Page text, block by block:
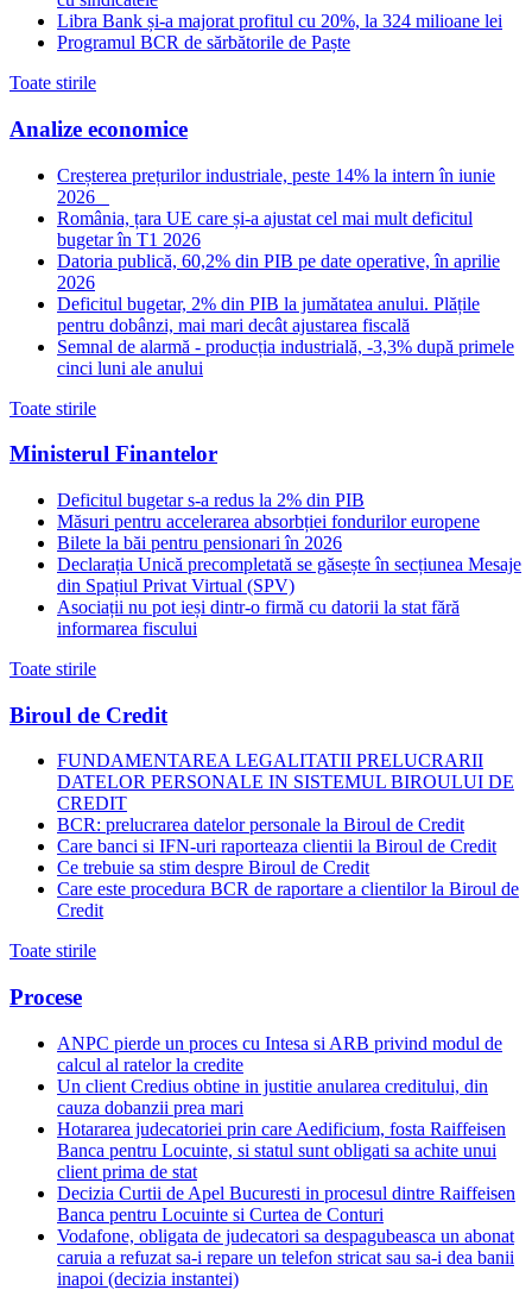
Libra Bank și-a majorat profitul cu 20%, la 324 milioane lei
Programul BCR de sărbătorile de Paște
Toate stirile
Analize economice
Creșterea prețurilor industriale, peste 14% la intern în iunie
2026
România, țara UE care și-a ajustat cel mai mult deficitul
bugetar în T1 2026
Datoria publică, 60,2% din PIB pe date operative, în aprilie
2026
Deficitul bugetar, 2% din PIB la jumătatea anului. Plățile
pentru dobânzi, mai mari decât ajustarea fiscală
Semnal de alarmă - producția industrială, -3,3% după primele
cinci luni ale anului
Toate stirile
Ministerul Finantelor
Deficitul bugetar s-a redus la 2% din PIB
Măsuri pentru accelerarea absorbției fondurilor europene
Bilete la băi pentru pensionari în 2026
Declarația Unică precompletată se găsește în secțiunea Mesaje
din Spațiul Privat Virtual (SPV)
Asociații nu pot ieși dintr-o firmă cu datorii la stat fără
informarea fiscului
Toate stirile
Biroul de Credit
FUNDAMENTAREA LEGALITATII PRELUCRARII
DATELOR PERSONALE IN SISTEMUL BIROULUI DE
CREDIT
BCR: prelucrarea datelor personale la Biroul de Credit
Care banci si IFN-uri raporteaza clientii la Biroul de Credit
Ce trebuie sa stim despre Biroul de Credit
Care este procedura BCR de raportare a clientilor la Biroul de
Credit
Toate stirile
Procese
ANPC pierde un proces cu Intesa si ARB privind modul de
calcul al ratelor la credite
Un client Credius obtine in justitie anularea creditului, din
cauza dobanzii prea mari
Hotararea judecatoriei prin care Aedificium, fosta Raiffeisen
Banca pentru Locuinte, si statul sunt obligati sa achite unui
client prima de stat
Decizia Curtii de Apel Bucuresti in procesul dintre Raiffeisen
Banca pentru Locuinte si Curtea de Conturi
Vodafone, obligata de judecatori sa despagubeasca un abonat
caruia a refuzat sa-i repare un telefon stricat sau sa-i dea banii
inapoi (decizia instantei)